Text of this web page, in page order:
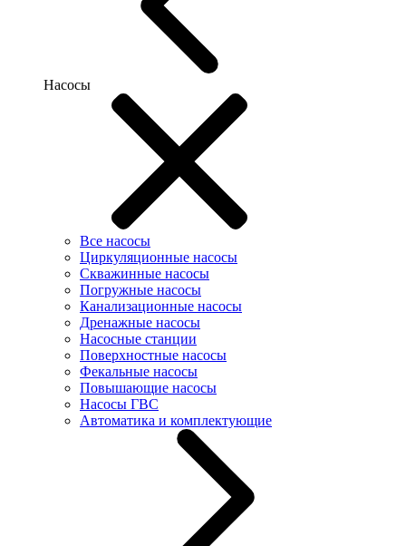
Насосы
Все насосы
Циркуляционные насосы
Скважинные насосы
Погружные насосы
Канализационные насосы
Дренажные насосы
Насосные станции
Поверхностные насосы
Фекальные насосы
Повышающие насосы
Насосы ГВС
Автоматика и комплектующие